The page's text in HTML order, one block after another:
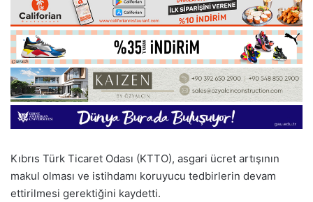
Kıbrıs Türk Ticaret Odası (KTTO), asgari ücret artışının
makul olması ve istihdamı koruyucu tedbirlerin devam
ettirilmesi gerektiğini kaydetti.